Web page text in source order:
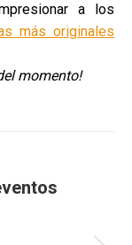
a los
más originales
momento!